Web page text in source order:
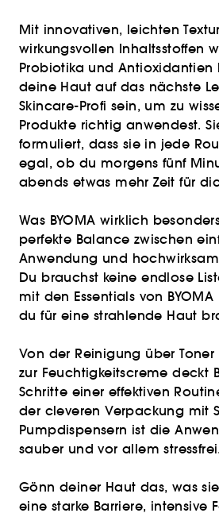
Mit innovativen, leichten
wirkungsvollen Inhaltsstoffen
Probiotika und Antioxidantien
deine Haut auf das nächste
Skincare-Profi sein, um zu
Produkte richtig anwendest.
formuliert, dass sie in jede
egal, ob du morgens fünf
abends etwas mehr Zeit für
Was BYOMA wirklich
perfekte Balance zwischen
Anwendung und
Du brauchst keine endlose
mit den Essentials von
du für eine strahlende Haut
Von der Reinigung über
zur Feuchtigkeitscreme deckt
Schritte einer effektiven
der cleveren Verpackung mit
Pumpdispensern ist die
sauber und vor allem stressfrei.
Gönn deiner Haut das, was
eine starke Barriere, intensive